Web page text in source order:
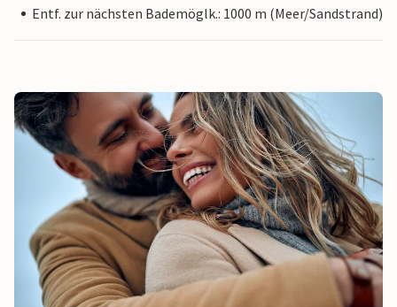
Entf. zur nächsten Bademöglk.: 1000 m (Meer/Sandstrand)